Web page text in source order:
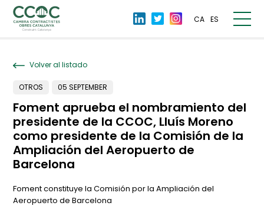
CA ES
Volver al listado
OTROS 05 SEPTEMBER
Foment aprueba el nombramiento del
presidente de la CCOC, Lluís Moreno
como presidente de la Comisión de la
Ampliación del Aeropuerto de
Barcelona
Foment constituye la Comisión por la Ampliación del
Aeropuerto de Barcelona